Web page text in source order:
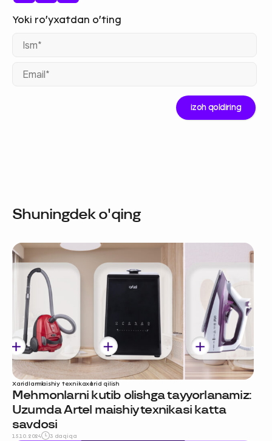
Shuningdek o'qing
Xaridlarmaishiy texnikaxarid qilish
Mehmonlarni kutib olishga tayyorlanamiz:
Uzumda Artel maishiy texnikasi katta
savdosi
15.10.2024 3 daqiqa